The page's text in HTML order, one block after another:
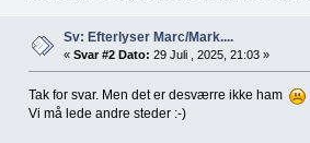
Sv: Efterlyser Marc/Mark....
« Svar #2 Dato: 29 Juli , 2025, 21:03 »
Tak for svar. Men det er desværre ikke ham
Vi må lede andre steder :-)